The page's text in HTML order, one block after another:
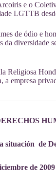
e o
LGTTB
de ódio e
diversidade
Religiosa
a empresa
situación de
de 2009